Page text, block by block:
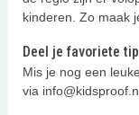
kinderen. Zo maak
Deel je favoriete
Mis je nog een
via